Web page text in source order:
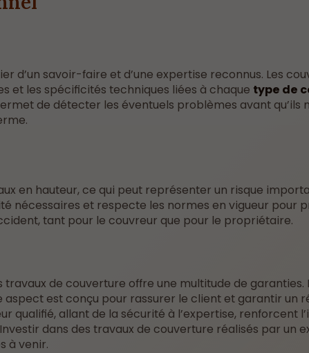
d’un savoir-faire et d’une expertise reconnus. Les
et les spécificités techniques liées à chaque type de
de détecter les éventuels problèmes avant qu’ils
en hauteur, ce qui peut représenter un risque
nécessaires et respecte les normes en vigueur pour
tant pour le couvreur que pour le propriétaire.
de couverture offre une multitude de garanties.
aspect est conçu pour rassurer le client et garantir un
qualifié, allant de la sécurité à l’expertise, renforcent
dans des travaux de couverture réalisés par un
à venir.